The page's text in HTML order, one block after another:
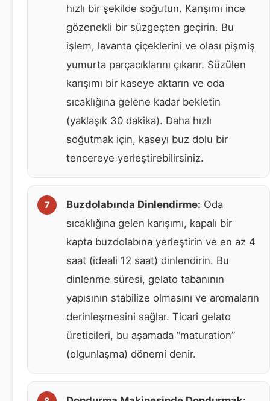
hızlı bir şekilde soğutun. Karışımı ince
gözenekli bir süzgeçten geçirin. Bu
işlem, lavanta çiçeklerini ve olası pişmiş
yumurta parçacıklarını çıkarır. Süzülen
karışımı bir kaseye aktarın ve oda
sıcaklığına gelene kadar bekletin
(yaklaşık 30 dakika). Daha hızlı
soğutmak için, kaseyı buz dolu bir
tencereye yerleştirebilirsiniz.
Buzdolabında Dinlendirme: Oda
sıcaklığına gelen karışımı, kapalı bir
kapta buzdolabına yerleştirin ve en az 4
saat (ideali 12 saat) dinlendirin. Bu
dinlenme süresi, gelato tabanının
yapısının stabilize olmasını ve aromaların
derinleşmesini sağlar. Ticari gelato
üreticileri, bu aşamada “maturation”
(olgunlaşma) dönemi denir.